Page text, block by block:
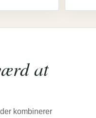
at
kombinerer